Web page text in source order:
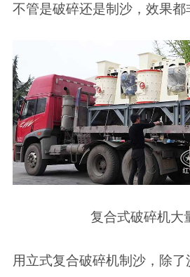
不管是破碎还是制沙，效果都
复合式破碎机大
用立式复合破碎机制沙，除